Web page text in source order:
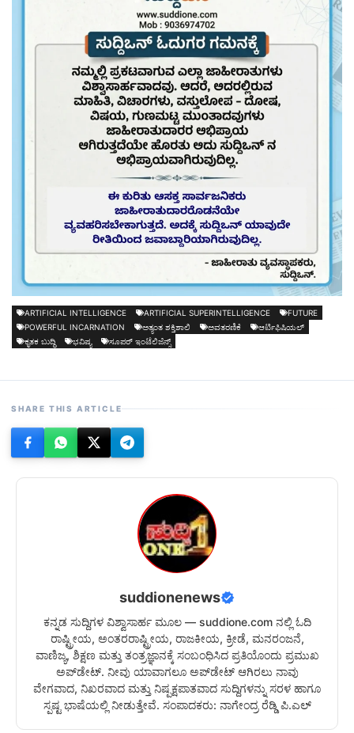
ARTIFICIAL INTELLIGENCE ARTIFICIAL SUPERINTELLIGENCE
FUTURE
POWERFUL INCARNATION
ಅತ್ಯಂತ ಶಕ್ತಿಶಾಲಿ ಅವತರಣಿಕೆ
ಆರ್ಟಿಫಿಷಿಯಲ್
ಕೃತಕ ಬುದ್ಧಿ
ಭವಿಷ್ಯ ಸೂಪರ್ ಇಂಟೆಲಿಜೆನ್ಸ್
SHARE THIS ARTICLE
suddionenews
ಕನ್ನಡ ಸುದ್ದಿಗಳ ವಿಶ್ವಾಸಾರ್ಹ ಮೂಲ — suddione.com ನಲ್ಲಿ ಓದಿ
ರಾಷ್ಟ್ರೀಯ, ಅಂತರರಾಷ್ಟ್ರೀಯ, ರಾಜಕೀಯ, ಕ್ರೀಡೆ, ಮನರಂಜನೆ,
ವಾಣಿಜ್ಯ, ಶಿಕ್ಷಣ ಮತ್ತು ತಂತ್ರಜ್ಞಾನಕ್ಕೆ ಸಂಬಂಧಿಸಿದ ಪ್ರತಿಯೊಂದು ಪ್ರಮುಖ
ಅಪ್‌ಡೇಟ್. ನೀವು ಯಾವಾಗಲೂ ಅಪ್‌ಡೇಟ್ ಆಗಿರಲು ನಾವು
ವೇಗವಾದ, ನಿಖರವಾದ ಮತ್ತು ನಿಷ್ಪಕ್ಷಪಾತವಾದ ಸುದ್ದಿಗಳನ್ನು ಸರಳ ಹಾಗೂ
ಸ್ಪಷ್ಟ ಭಾಷೆಯಲ್ಲಿ ನೀಡುತ್ತೇವೆ. ಸಂಪಾದಕರು: ನಾಗೇಂದ್ರ ರೆಡ್ಡಿ ಪಿ.ಎಲ್